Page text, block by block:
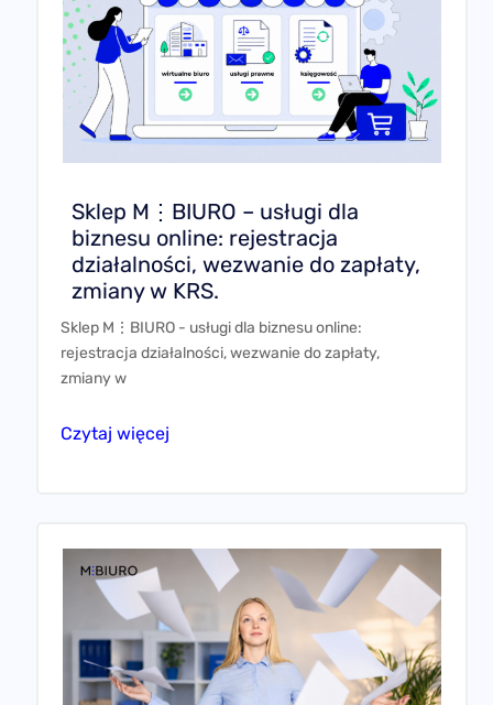
Sklep M⋮BIURO – usługi dla
biznesu online: rejestracja
działalności, wezwanie do zapłaty,
zmiany w KRS.
Sklep M⋮BIURO - usługi dla biznesu online:
rejestracja działalności, wezwanie do zapłaty,
zmiany w
Czytaj więcej